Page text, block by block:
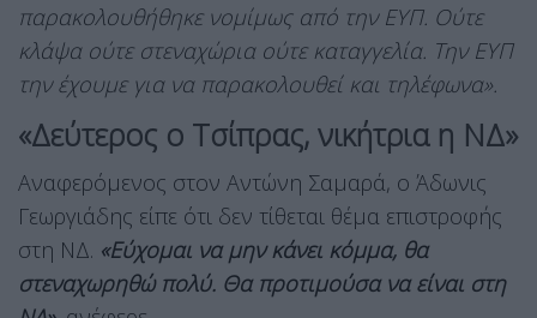
παρακολουθήθηκε νομίμως από την ΕΥΠ. Ούτε
κλάψα ούτε στεναχώρια ούτε καταγγελία. Την ΕΥΠ
την έχουμε για να παρακολουθεί και τηλέφωνα».
«Δεύτερος ο Τσίπρας, νικήτρια η ΝΔ»
Αναφερόμενος στον Αντώνη Σαμαρά, ο Άδωνις
Γεωργιάδης είπε ότι δεν τίθεται θέμα επιστροφής
στη ΝΔ. «Εύχομαι να μην κάνει κόμμα, θα
στεναχωρηθώ πολύ. Θα προτιμούσα να είναι στη